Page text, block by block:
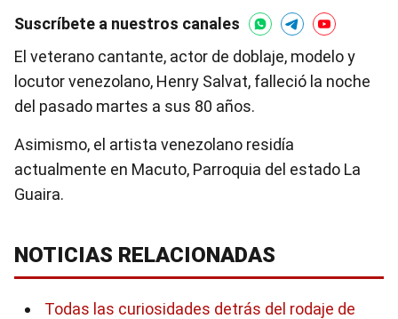
Suscríbete a nuestros canales
El veterano cantante, actor de doblaje, modelo y
locutor venezolano, Henry Salvat, falleció la noche
del pasado martes a sus 80 años.
Asimismo, el artista venezolano residía
actualmente en Macuto, Parroquia del estado La
Guaira.
NOTICIAS RELACIONADAS
Todas las curiosidades detrás del rodaje de